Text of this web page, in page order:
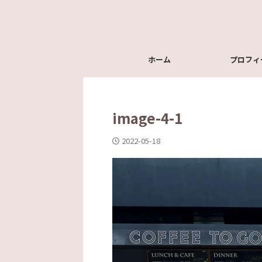
ホーム プロフ
image-4-1
2022-05-18